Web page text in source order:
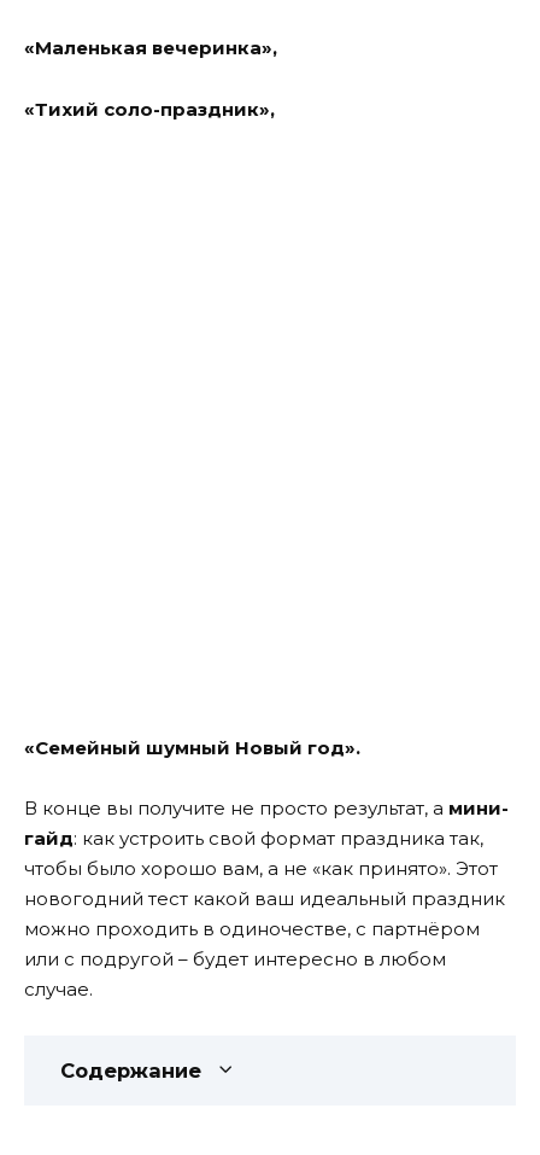
«Маленькая вечеринка»,
«Тихий соло-праздник»,
«Семейный шумный Новый год».
В конце вы получите не просто результат, а мини-
гайд: как устроить свой формат праздника так,
чтобы было хорошо вам, а не «как принято». Этот
новогодний тест какой ваш идеальный праздник
можно проходить в одиночестве, с партнёром
или с подругой – будет интересно в любом
случае.
Содержание